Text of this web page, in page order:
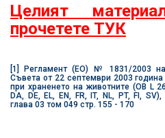
Целият
прочетете ТУК
[1]
Регламент (ЕО) № 1831/2003
Съвета от 22 септември 2003
при храненето на животните (OB L
DA, DE, EL, EN, FR, IT, NL, PT, FI,
глава 03 том 049 стр. 155 - 170